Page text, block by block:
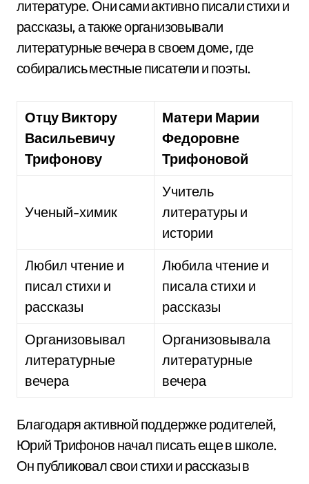
литературе. Они сами активно писали стихи и
рассказы, а также организовывали
литературные вечера в своем доме, где
собирались местные писатели и поэты.
Отцу Виктору
Васильевичу
Трифонову
Матери Марии
Федоровне
Трифоновой
Ученый-химик
Учитель
литературы и
истории
Любил чтение и
писал стихи и
рассказы
Любила чтение и
писала стихи и
рассказы
Организовывал
литературные
вечера
Организовывала
литературные
вечера
Благодаря активной поддержке родителей,
Юрий Трифонов начал писать еще в школе.
Он публиковал свои стихи и рассказы в